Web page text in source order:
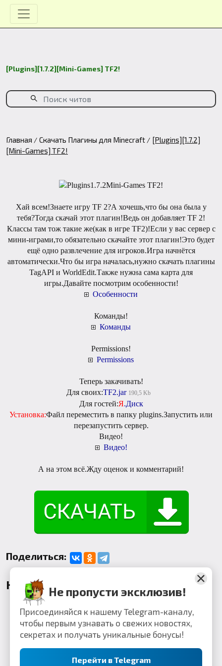
[Plugins][1.7.2][Mini-Games] TF2!
Главная Скачать Плагины для Minecraft
[Plugins][1.7.2]
[Mini-Games] TF2!
Хай всем!Знаете игру TF 2?А хочешь,что бы она была у
тебя?Тогда скачай этот плагин!Ведь он добавляет TF 2!
Классы там тож такие же(как в игре TF2)!Если у вас сервер с
мини-играми,то обязательно скачайте этот плагин!Это будет
ещё одно развлечение для игроков.Игра начнётся
автоматически.Что бы игра началась,нужно скачать плагины
TagAPI и WorldEdit.Также нужна сама карта для
игры.Давайте посмотрим особенности!
Особенности
Команды!
Команды
Permissions!
Permissions
Теперь закачивать!
Для своих:TF2.jar 190,5 Kb
Для гостей:Я.Диск
Установка:Файл переместить в папку plugins.Запустить или
перезапустить сервер.
Видео!
Видео!
А на этом всё.Жду оценок и комментарий!
Поделиться:
КомментарииНе пропусти эксклюзив!
Присоединяйся к нашему Telegram-каналу,
чтобы первым узнавать о свежих новостях,
секретах и получать уникальные бонусы!
Перейти в Telegram